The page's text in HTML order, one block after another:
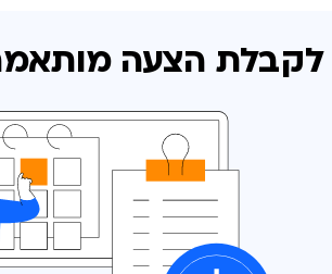
לקבלת הצעה